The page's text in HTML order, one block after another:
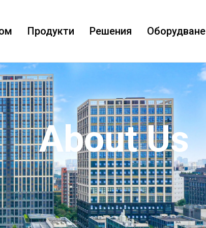
Продукти Решения Оборудване
About Us